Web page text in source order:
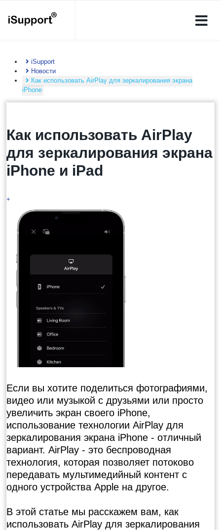
iSupport
Новости
Как использовать AirPlay для зеркалирования экрана
iPhone
Как использовать AirPlay
для зеркалирования экрана
iPhone и iPad
+
Если вы хотите поделиться фотографиями,
видео или музыкой с друзьями или просто
увеличить экран своего iPhone,
использование технологии AirPlay для
зеркалирования экрана iPhone - отличный
вариант. AirPlay - это беспроводная
технология, которая позволяет потоково
передавать мультимедийный контент с
одного устройства Apple на другое.
В этой статье мы расскажем вам, как
использовать AirPlay для зеркалирования